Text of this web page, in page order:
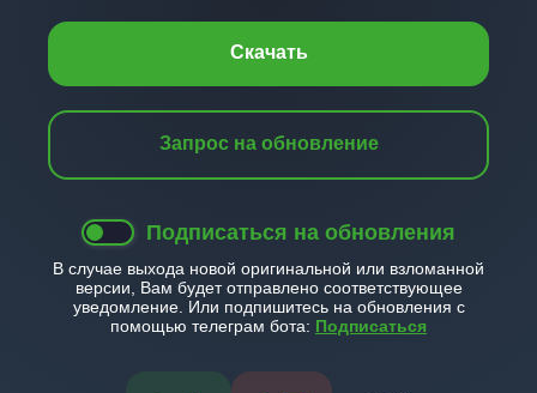
Скачать
Запрос на обновление
Подписаться на обновления
В случае выхода новой оригинальной или взломанной
версии, Вам будет отправлено соответствующее
уведомление. Или подпишитесь на обновления с
помощью телеграм бота: Подписаться